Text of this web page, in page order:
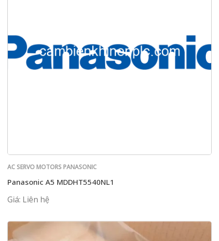
AC SERVO MOTORS PANASONIC
Panasonic A5 MDDHT5540NL1
Giá: Liên hệ